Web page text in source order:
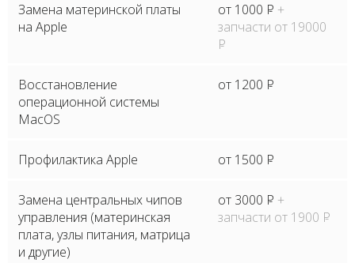
Замена материнской платы
на Apple
от 1000 P +
запчасти от 19000
P
Восстановление
операционной системы
MacOS
от 1200 P
Профилактика Apple от 1500 P
Замена центральных чипов
управления (материнская
плата, узлы питания, матрица
и другие)
от 3000 P +
запчасти от 1900 P